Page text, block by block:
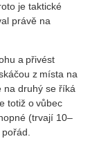
je taktické
právě na
a přivést
z místa na
na druhý se říká
totiž o vůbec
(trvají 10–
pořád.